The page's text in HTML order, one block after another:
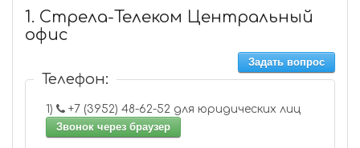
1. Стрела-Телеком Центральный
офис
Задать вопрос
Телефон:
1)
+7 (3952) 48-62-52 для юридических лиц
Звонок через браузер